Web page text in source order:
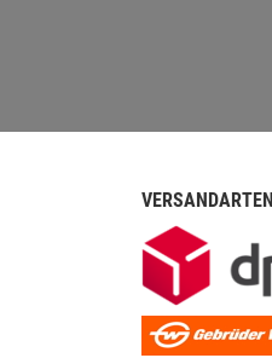
VERSANDARTEN